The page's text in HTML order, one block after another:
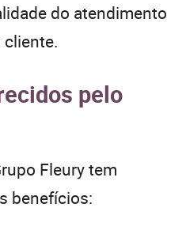
do atendimento
cliente.
pelo
Fleury tem
benefícios: